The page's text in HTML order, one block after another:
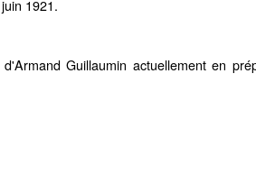
1921.
Guillaumin actuellement en